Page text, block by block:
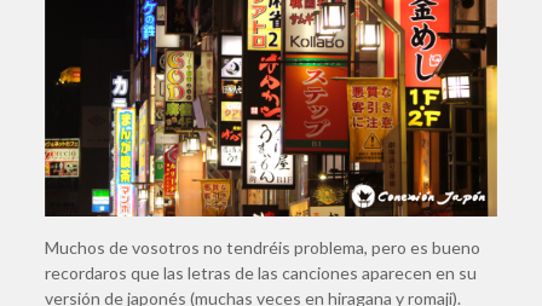
Muchos de vosotros no tendréis problema, pero es bueno
recordaros que las letras de las canciones aparecen en su
versión de japonés (muchas veces en hiragana y romaji).